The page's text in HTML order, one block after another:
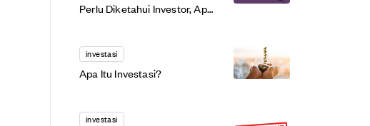
Perlu Diketahui Investor, Apa
investasi
Apa Itu Investasi?
investasi